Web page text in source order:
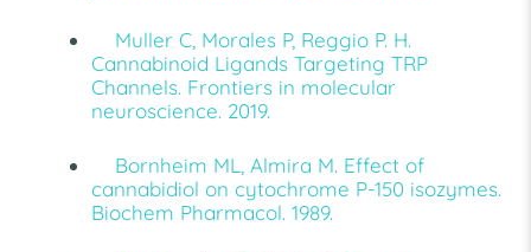
Muller C, Morales P, Reggio P. H.
Cannabinoid Ligands Targeting TRP
Channels. Frontiers in molecular
neuroscience. 2019.
Bornheim ML, Almira M. Effect of
cannabidiol on cytochrome P-150 isozymes.
Biochem Pharmacol. 1989.